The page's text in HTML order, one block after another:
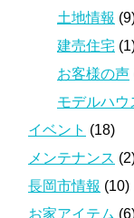
土地情報
建売住宅
お客様の声
モデルハウ
イベント (18)
メンテナンス
長岡市情報 (10)
お家アイテム